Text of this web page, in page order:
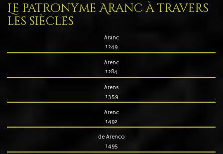
Le patronyme Aranc à travers
les siècles
Aranc
1249
Arenc
1284
Arens
1359
Arenc
1492
de Arenco
1495